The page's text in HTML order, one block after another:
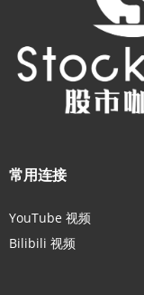
常用连接
YouTube 视频
Bilibili 视频